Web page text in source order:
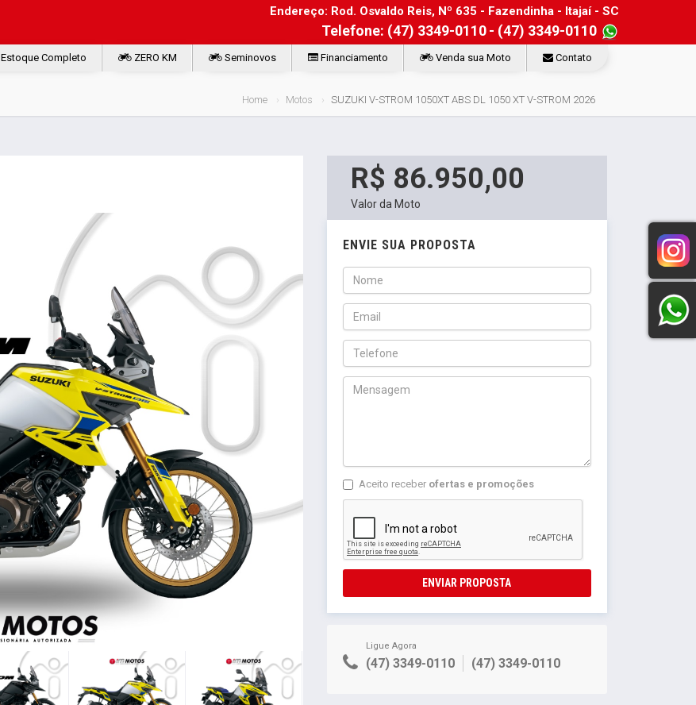
Endereço: Rod. Osvaldo Reis, Nº 635 - Fazendinha - Itajaí - SC
Telefone: (47) 3349-0110- (47) 3349-0110
Estoque Completo ZERO KM Seminovos Financiamento Venda sua Moto Contato
Home Motos SUZUKI V-STROM 1050XT ABS DL 1050 XT V-STROM 2026
R$ 86.950,00
Valor da Moto
ENVIE SUA PROPOSTA
Aceito receber ofertas e promoções
ENVIAR PROPOSTA
Ligue Agora
(47) 3349-0110 (47) 3349-0110